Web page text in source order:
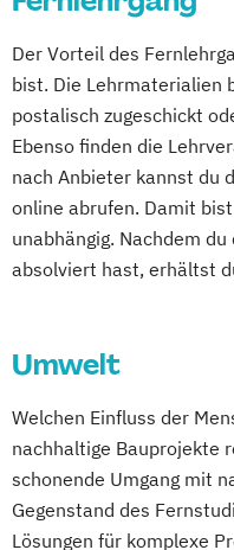
Digitales
Einführung in die
Einführung in die
Elektrische und
Elektro- und
Elektrotechnik
Energiewirtschaft
Fahrzeugtechnik
Game
Gestaltung
IT-Sicherheit
Literatur
Geschichte
Umbrüche
Hagener
IT-Betriebswirt/in
Management
Mathematik
Medizinische Ethik
Philosophie -
Kontext
Der Vorteil des
bist. Die Lehrmaterialien
postalisch zugeschickt
Ebenso finden die
nach Anbieter kannst du
online abrufen. Damit
unabhängig. Nachdem
absolviert hast, erhältst
Umwelt
Welchen Einfluss der
nachhaltige Bauprojekte
schonende Umgang mit
Gegenstand des
Lösungen für komplexe